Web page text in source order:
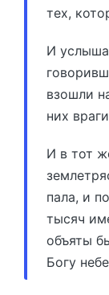
тех,
И
взошли
них
И в тот
пала, и
тысяч
объяты
Богу